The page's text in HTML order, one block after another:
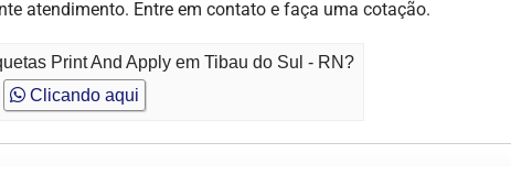
atendimento. Entre em contato e faça uma cotação.
Print And Apply em Tibau do Sul - RN?
Clicando aqui